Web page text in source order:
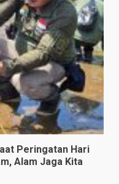
Peringatan Hari
Alam Jaga Kita